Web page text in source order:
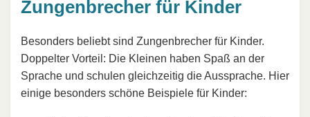
Zungenbrecher für Kinder
Besonders beliebt sind Zungenbrecher für Kinder.
Doppelter Vorteil: Die Kleinen haben Spaß an der
Sprache und schulen gleichzeitig die Aussprache. Hier
einige besonders schöne Beispiele für Kinder: